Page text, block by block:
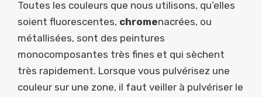
Toutes les couleurs que nous utilisons, qu’elles
soient fluorescentes, chromenacrées, ou
métallisées, sont des peintures
monocomposantes très fines et qui sèchent
très rapidement. Lorsque vous pulvérisez une
couleur sur une zone, il faut veiller à pulvériser le